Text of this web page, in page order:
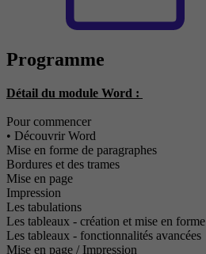
Programme
Détail du module Word :
Pour commencer
• Découvrir Word
Mise en forme de paragraphes
Bordures et des trames
Mise en page
Impression
Les tabulations
Les tableaux - création et mise en forme
Les tableaux - fonctionnalités avancées
Mise en page / Impression